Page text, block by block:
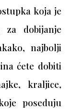
koja je
dobijanje
najbolji
ćete dobiti
kraljice,
poseduju